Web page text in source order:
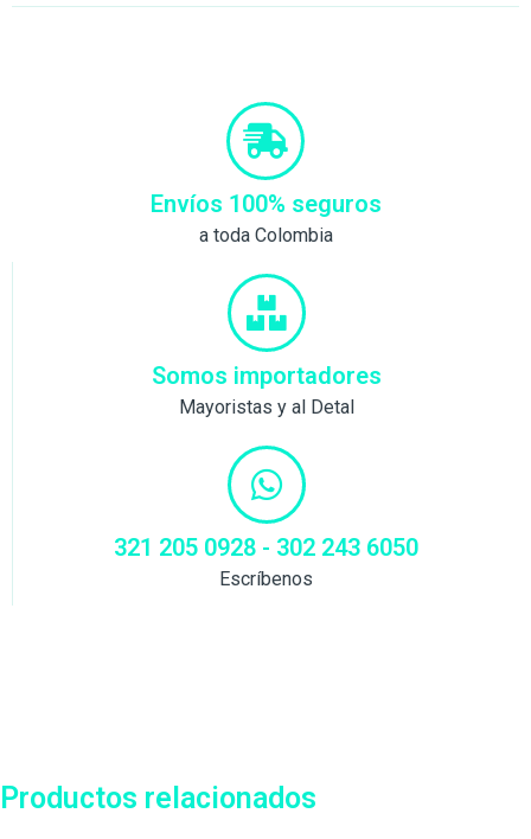
Envíos 100% seguros
a toda Colombia
Somos importadores
Mayoristas y al Detal
321 205 0928 - 302 243 6050
Escríbenos
Productos relacionados